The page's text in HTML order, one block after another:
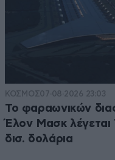
ΚΟΣΜΟΣ07·08·2026 23:03
Το φαραωνικών
Έλον Μασκ λέγεται
δισ. δολάρια